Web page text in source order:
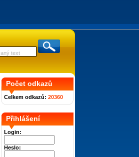
Počet odkazů
Celkem odkazů: 20360
Přihlášení
Login:
Heslo: